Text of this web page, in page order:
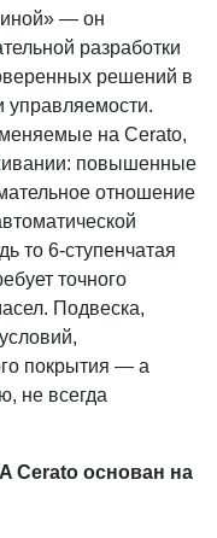
— он
разработки
решений в
управляемости.
на Cerato,
повышенные
отношение
то 6-ступенчатая
точного
Подвеска,
покрытия — а
не всегда
Cerato основан на